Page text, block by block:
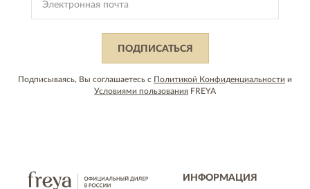
ПОДПИСАТЬСЯ
Подписываясь, Вы соглашаетесь с Политикой Конфиденциальности и
Условиями пользования FREYA
ИНФОРМАЦИЯ